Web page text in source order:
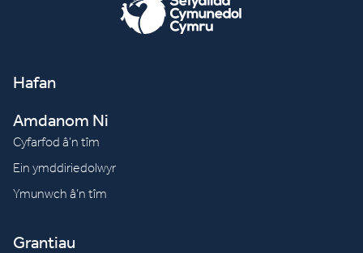
Hafan
Amdanom Ni
Cyfarfod â’n tîm
Ein ymddiriedolwyr
Ymunwch â’n tîm
Grantiau